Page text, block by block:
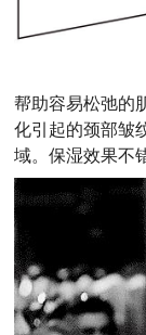
帮助容易松弛的
化引起的颈部皱
域。保湿效果不